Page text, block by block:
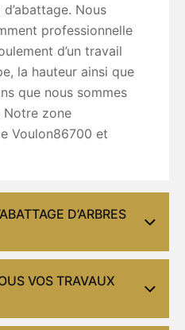
Nous
professionnelle
d’un travail
la hauteur ainsi que
que nous sommes
Notre zone
Voulon86700 et
D’ARBRES
VOS TRAVAUX